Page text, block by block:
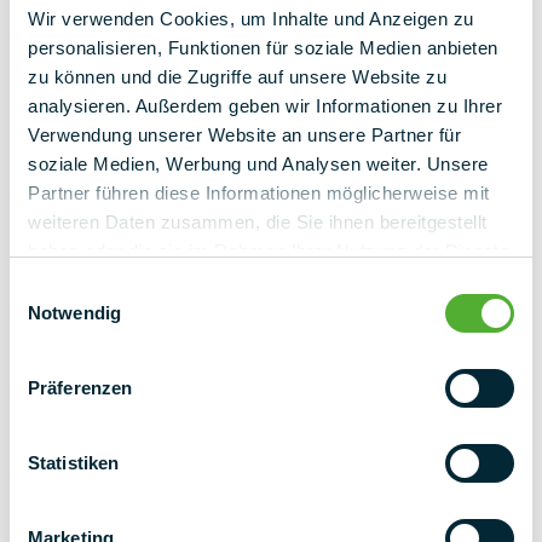
Wir verwenden Cookies, um Inhalte und Anzeigen zu
personalisieren, Funktionen für soziale Medien anbieten
zu können und die Zugriffe auf unsere Website zu
analysieren. Außerdem geben wir Informationen zu Ihrer
Verwendung unserer Website an unsere Partner für
soziale Medien, Werbung und Analysen weiter. Unsere
Partner führen diese Informationen möglicherweise mit
weiteren Daten zusammen, die Sie ihnen bereitgestellt
Notwendig
Präferenzen
Statistiken
Marketing
ΕΝΗΜΕΡΩΤΙΚΌ